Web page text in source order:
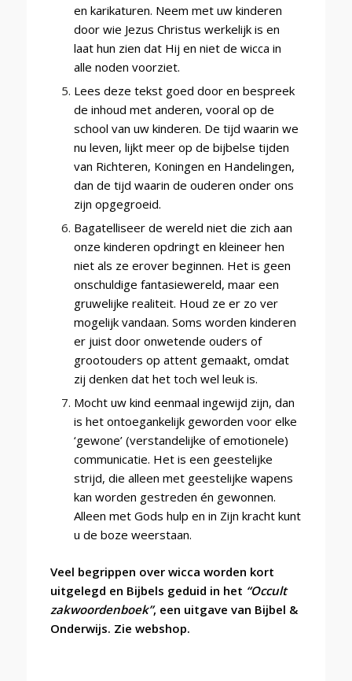
en karikaturen. Neem met uw kinderen
door wie Jezus Christus werkelijk is en
laat hun zien dat Hij en niet de wicca in
alle noden voorziet.
Lees deze tekst goed door en bespreek
de inhoud met anderen, vooral op de
school van uw kinderen. De tijd waarin we
nu leven, lijkt meer op de bijbelse tijden
van Richteren, Koningen en Handelingen,
dan de tijd waarin de ouderen onder ons
zijn opgegroeid.
Bagatelliseer de wereld niet die zich aan
onze kinderen opdringt en kleineer hen
niet als ze erover beginnen. Het is geen
onschuldige fantasiewereld, maar een
gruwelijke realiteit. Houd ze er zo ver
mogelijk vandaan. Soms worden kinderen
er juist door onwetende ouders of
grootouders op attent gemaakt, omdat
zij denken dat het toch wel leuk is.
Mocht uw kind eenmaal ingewijd zijn, dan
is het ontoegankelijk geworden voor elke
‘gewone’ (verstandelijke of emotionele)
communicatie. Het is een geestelijke
strijd, die alleen met geestelijke wapens
kan worden gestreden én gewonnen.
Alleen met Gods hulp en in Zijn kracht kunt
u de boze weerstaan.
Veel begrippen over wicca worden kort
uitgelegd en Bijbels geduid in het “Occult
zakwoordenboek”, een uitgave van Bijbel &
Onderwijs. Zie webshop.